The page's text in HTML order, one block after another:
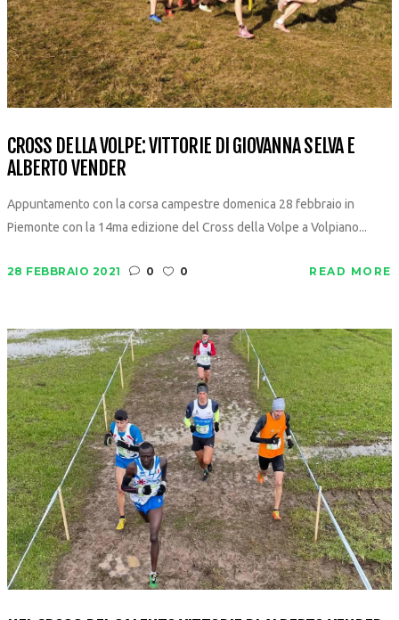
CROSS DELLA VOLPE: VITTORIE DI GIOVANNA SELVA E
ALBERTO VENDER
Appuntamento con la corsa campestre domenica 28 febbraio in
Piemonte con la 14ma edizione del Cross della Volpe a Volpiano...
28 FEBBRAIO 2021 0 0 READ MORE